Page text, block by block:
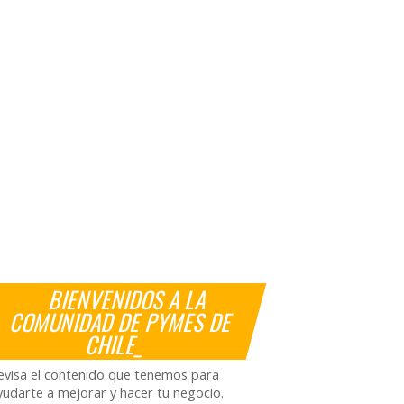
BIENVENIDOS A LA
COMUNIDAD DE PYMES DE
CHILE_
el contenido que tenemos para
a mejorar y hacer tu negocio.